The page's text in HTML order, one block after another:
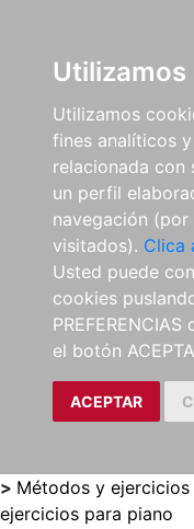
Utilizamos
fines analíticos
relacionada con
un perfil
navegación
visitados). Clica
Usted puede
cookies
el botón
ACEPTAR
> Métodos y ejercicios
ejercicios para piano